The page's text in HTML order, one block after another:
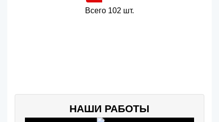
Всего 102 шт.
НАШИ РАБОТЫ